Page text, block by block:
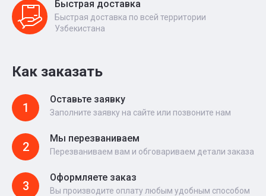
Быстрая доставка
Быстрая доставка по всей территории
Узбекистана
Как заказать
1
Оставьте заявку
Заполните заявку на сайте или позвоните нам
2
Мы перезваниваем
Перезваниваем вам и обговариваем детали заказа
3
Оформляете заказ
Вы производите оплату любым удобным способом